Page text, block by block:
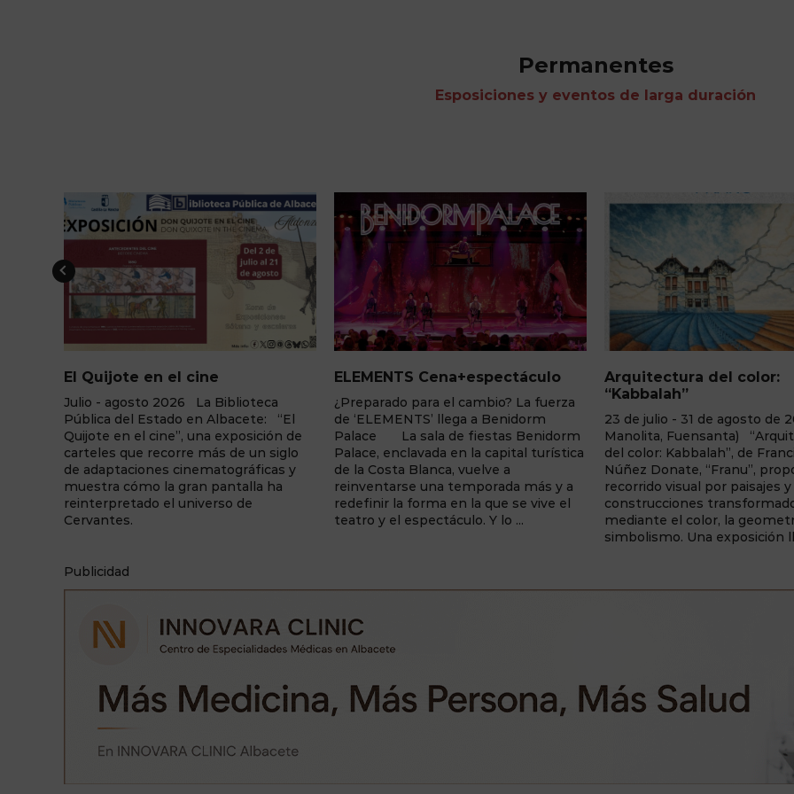
Permanentes
Esposiciones y eventos de larga duración
ELEMENTS Cena+espectáculo
¿Preparado para el cambio? La fuerza
de ‘ELEMENTS’ llega a Benidorm
Palace La sala de fiestas Benidorm
Palace, enclavada en la capital turística
de la Costa Blanca, vuelve a
reinventarse una temporada más y a
redefinir la forma en la que se vive el
teatro y el espectáculo. Y lo ...
Arquitectura del color:
“Kabbalah”
23 de julio - 31 de agosto de 2026 (Villa
Manolita, Fuensanta) “Arquitectura
del color: Kabbalah”, de Francisca
Núñez Donate, “Franu”, propone un
recorrido visual por paisajes y
construcciones transformados
mediante el color, la geometría y el
Los Daguerrotipos de la
25 de mayo - 31 de agosto
Centro de Interpretación
Sahúco (Peñas de San
fascinante exposición que
realizar un viaje fotográfico al
a través de una colección de
daguerrotipos inspirados en
tradición de la Traída del ...
Publicidad